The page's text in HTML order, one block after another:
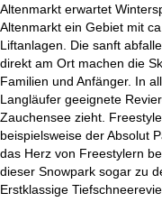
Altenmarkt erwartet
Altenmarkt ein Gebiet mit
Liftanlagen. Die sanft
direkt am Ort machen die
Familien und Anfänger. In
Langläufer geeignete
Zauchensee zieht.
beispielsweise der Absolut
das Herz von Freestylern
dieser Snowpark sogar zu
Erstklassige